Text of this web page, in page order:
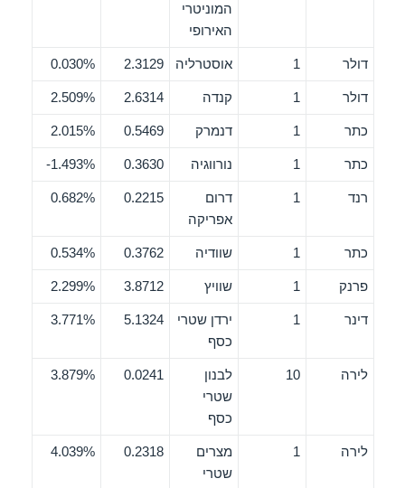
המוניטרי
האירופי
דולר 1 אוסטרליה 2.3129
0.030%
דולר 1 קנדה 2.6314
2.509%
כתר 1 דנמרק 0.5469
2.015%
כתר 1 נורווגיה 0.3630
1.493%-
רנד 1
דרום
אפריקה
0.2215
0.682%
כתר 1 שוודיה 0.3762
0.534%
פרנק 1 שוויץ 3.8712
2.299%
דינר 1
ירדן שטרי
כסף
5.1324
3.771%
לירה 10
לבנון
שטרי
כסף
0.0241
3.879%
לירה 1
מצרים
שטרי
0.2318
4.039%